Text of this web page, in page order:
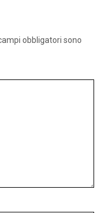
campi obbligatori sono